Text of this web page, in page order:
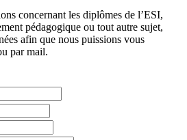
concernant les diplômes de l’ESI,
pédagogique ou tout autre sujet,
afin que nous puissions vous
par mail.